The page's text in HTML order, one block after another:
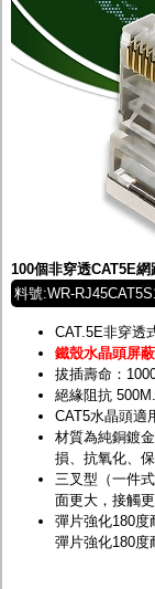
100個非穿透CAT5E
料號:WR-
CAT.5E非穿透
鐵殼水晶頭屏
拔插壽命：
絕緣阻抗
CAT5水晶頭適
材質為純銅鍍
損、抗氧化、
三叉型（一件
面更大，接觸
彈片強化180度
彈片強化180度